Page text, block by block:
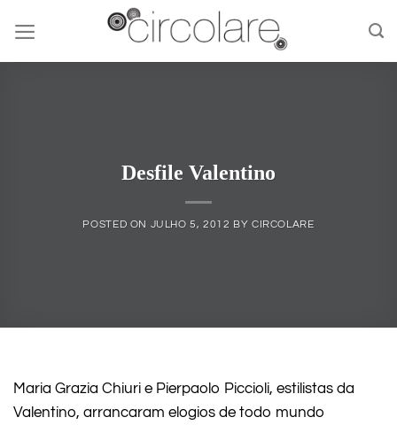
content
Desfile Valentino
POSTED ON JULHO 5, 2012 BY CIRCOLARE
Maria Grazia Chiuri e Pierpaolo Piccioli, estilistas da
Valentino, arrancaram elogios de todo mundo